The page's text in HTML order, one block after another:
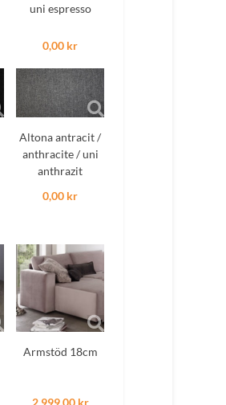
uni espresso
0,00 kr
Altona antracit /
anthracite / uni
anthrazit
0,00 kr
Armstöd 18cm
2 999,00 kr